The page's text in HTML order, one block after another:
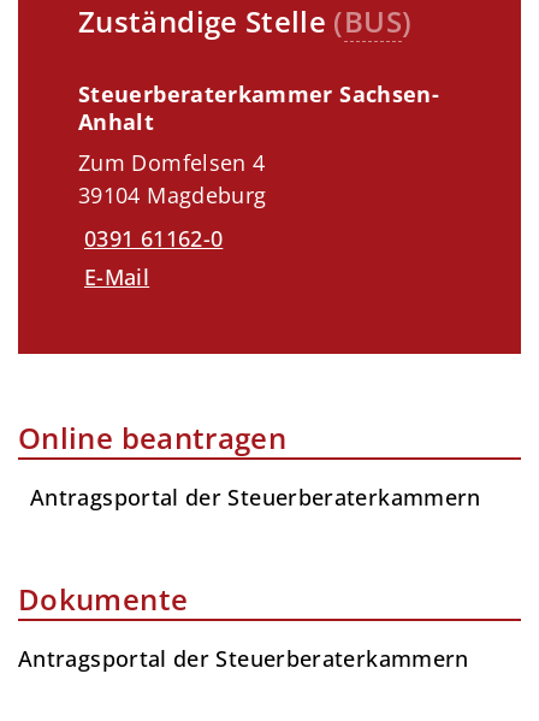
Zuständige Stelle (BUS)
Steuerberaterkammer Sachsen-
Anhalt
Zum Domfelsen 4
39104 Magdeburg
0391 61162-0
E-Mail
Online beantragen
Antragsportal der Steuerberaterkammern
Dokumente
Antragsportal der Steuerberaterkammern